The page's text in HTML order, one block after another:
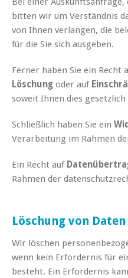
bitten wir um Verständnis
von Ihnen verlangen, die
für die Sie sich ausgeben.
Ferner haben Sie ein Recht
Löschung oder auf
soweit Ihnen dies gesetzlich
Schließlich haben Sie ein
Verarbeitung im Rahmen
Ein Recht auf
Rahmen der
Löschung von Daten
Wir löschen
wenn kein Erfordernis für
besteht. Ein Erfordernis